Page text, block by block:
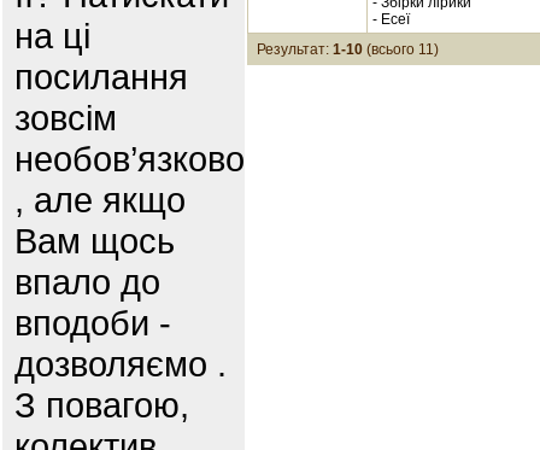
на ці
посилання
зовсім
необов’язково
, але якщо
Вам щось
впало до
вподоби -
дозволяємо .
З повагою,
- Есеї
Результат: 1-10 (всього 11)